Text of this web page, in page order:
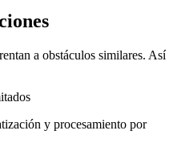
a obstáculos similares. Así
y procesamiento por